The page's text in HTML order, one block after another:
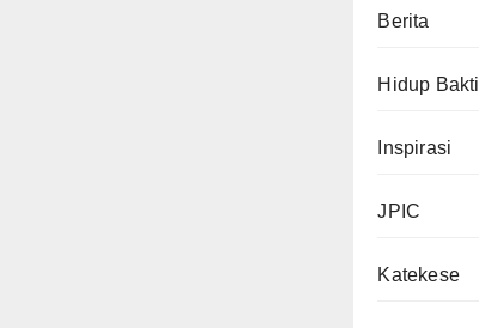
Berita
Hidup Bakti
Inspirasi
JPIC
Katekese